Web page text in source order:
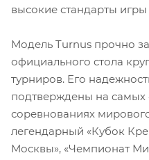
высокие стандарты
Модель Turnus прочно
официального стола
турниров. Его
подтверждены на самых
соревнованиях
легендарный «Кубок
Москвы», «Чемпионат